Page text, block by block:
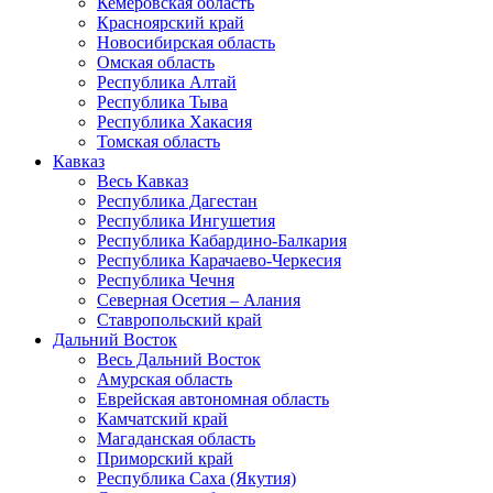
Красноярский край
Новосибирская область
Омская область
Республика Алтай
Республика Тыва
Республика Хакасия
Томская область
Кавказ
Весь Кавказ
Республика Дагестан
Республика Ингушетия
Республика Кабардино-Балкария
Республика Карачаево-Черкесия
Республика Чечня
Северная Осетия – Алания
Ставропольский край
Дальний Восток
Весь Дальний Восток
Амурская область
Еврейская автономная область
Камчатский край
Магаданская область
Приморский край
Республика Саха (Якутия)